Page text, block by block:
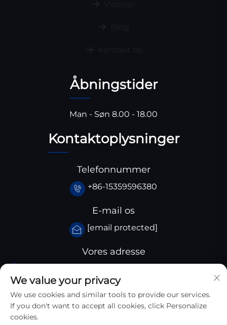
Åbningstider
Man - Søn 8.00 - 18.00
Kontaktoplysninger
Telefonnummer
+86-15359596380
E-mail os
[email protected]
Vores adresse
Sichuan provins, Kina
We value your privacy
We use cookies and similar tools to provide our services.
If you don't want to accept all cookies, click Personalize
cookies.